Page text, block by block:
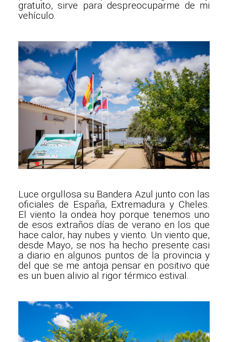
gratuito, sirve para despreocuparme de mi
vehículo.
Luce orgullosa su Bandera Azul junto con las
oficiales de España, Extremadura y Cheles.
El viento la ondea hoy porque tenemos uno
de esos extraños días de verano en los que
hace calor, hay nubes y viento. Un viento que,
desde Mayo, se nos ha hecho presente casi
a diario en algunos puntos de la provincia y
del que se me antoja pensar en positivo que
es un buen alivio al rigor térmico estival.